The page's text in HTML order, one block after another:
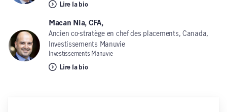
Lire la bio
Macan Nia, CFA,
Ancien co-stratège en chef des placements, Canada,
Investissements Manuvie
Investissements Manuvie
Lire la bio